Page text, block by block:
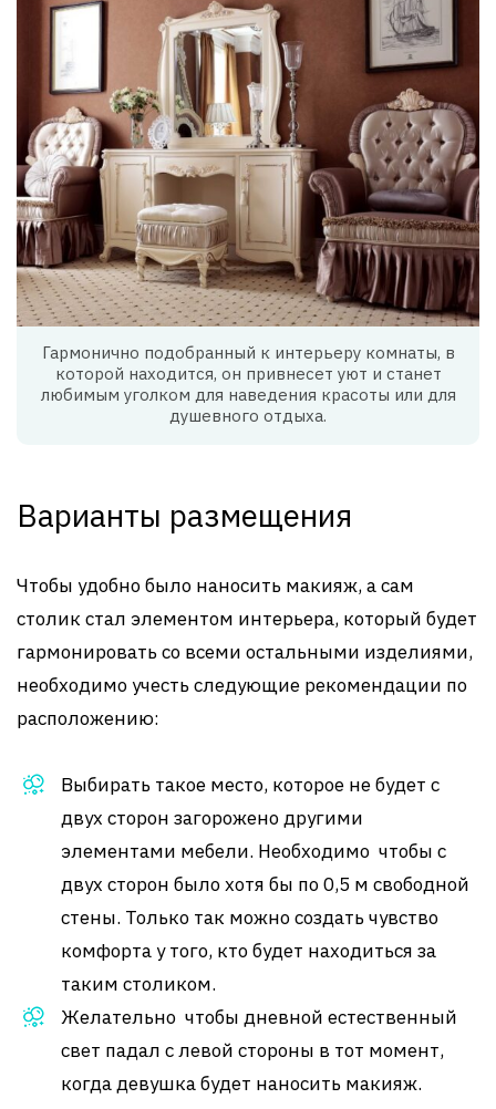
Гармонично подобранный к интерьеру комнаты, в
которой находится, он привнесет уют и станет
любимым уголком для наведения красоты или для
душевного отдыха.
Варианты размещения
Чтобы удобно было наносить макияж, а сам
столик стал элементом интерьера, который будет
гармонировать со всеми остальными изделиями,
необходимо учесть следующие рекомендации по
расположению:
Выбирать такое место, которое не будет с
двух сторон загорожено другими
элементами мебели. Необходимо чтобы с
двух сторон было хотя бы по 0,5 м свободной
стены. Только так можно создать чувство
комфорта у того, кто будет находиться за
таким столиком.
Желательно чтобы дневной естественный
свет падал с левой стороны в тот момент,
когда девушка будет наносить макияж.